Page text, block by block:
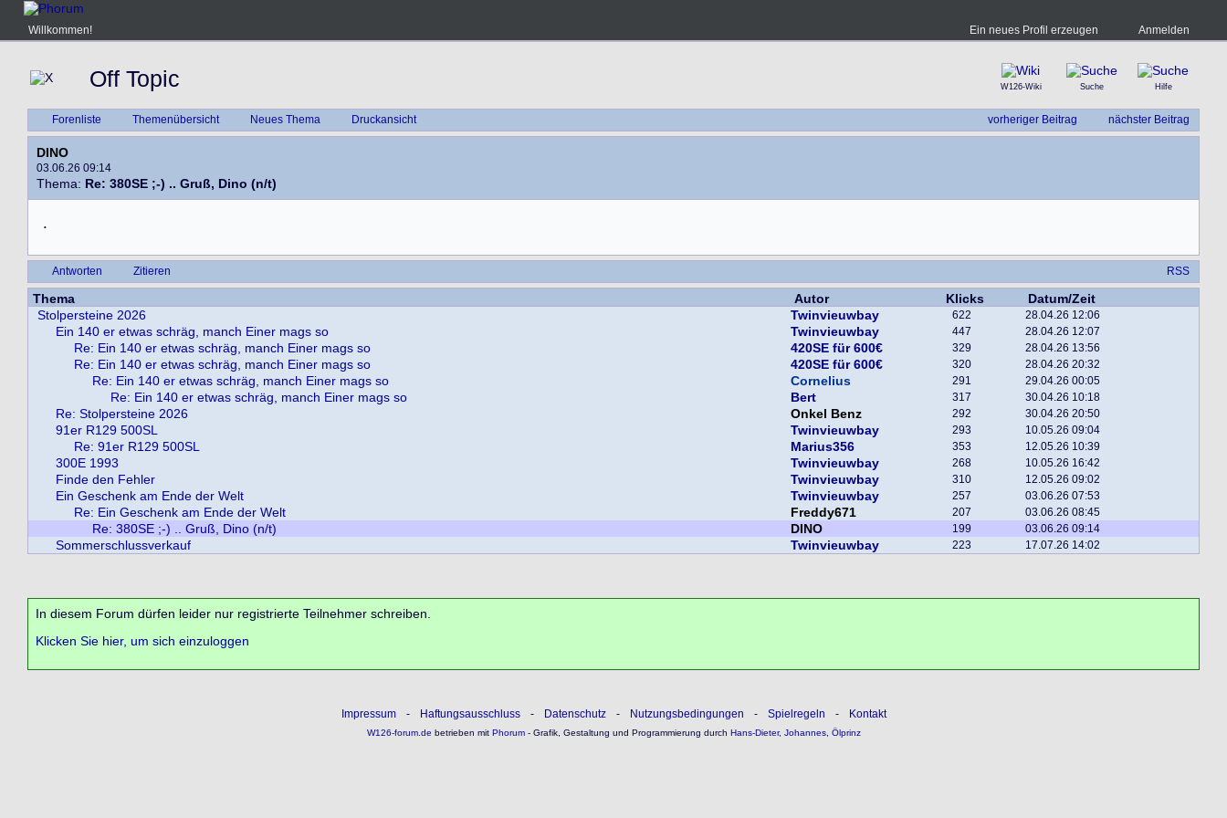
Willkommen! Ein neues Profil erzeugen Anmelden
Off Topic W126-Wiki Suche Hilfe
vorheriger Beitrag nächster Beitrag
Forenliste Themenübersicht Neues Thema Druckansicht
DINO
03.06.26 09:14
Thema: Re: 380SE ;-) .. Gruß, Dino (n/t)
.
Antworten Zitieren RSS
Thema Autor Klicks
Datum/Zeit
Stolpersteine 2026
Twinvieuwbay 622 28.04.26 12:06
Ein 140 er etwas schräg, manch Einer mags so Twinvieuwbay 447 28.04.26 12:07
Re: Ein 140 er etwas schräg, manch Einer mags so 420SE für 600€ 329 28.04.26 13:56
Re: Ein 140 er etwas schräg, manch Einer mags so 420SE für 600€ 320 28.04.26 20:32
Re: Ein 140 er etwas schräg, manch Einer mags so Cornelius 291 29.04.26 00:05
Re: Ein 140 er etwas schräg, manch Einer mags so Bert 317 30.04.26 10:18
Re: Stolpersteine 2026 Onkel Benz 292 30.04.26 20:50
91er R129 500SL Twinvieuwbay 293 10.05.26 09:04
Re: 91er R129 500SL Marius356 353 12.05.26 10:39
300E 1993 Twinvieuwbay 268 10.05.26 16:42
Finde den Fehler Twinvieuwbay 310 12.05.26 09:02
Ein Geschenk am Ende der Welt Twinvieuwbay 257 03.06.26 07:53
Re: Ein Geschenk am Ende der Welt Freddy671 207 03.06.26 08:45
Re: 380SE ;-) .. Gruß, Dino (n/t) DINO 199 03.06.26 09:14
Sommerschlussverkauf Twinvieuwbay 223 17.07.26 14:02
In diesem Forum dürfen leider nur registrierte Teilnehmer schreiben.
Klicken Sie hier, um sich einzuloggen
Impressum - Haftungsausschluss - Datenschutz - Nutzungsbedingungen - Spielregeln - Kontakt
W126-forum.de betrieben mitPhorum- Grafik, Gestaltung und Programmierung durch Hans-Dieter, Johannes, Ölprinz